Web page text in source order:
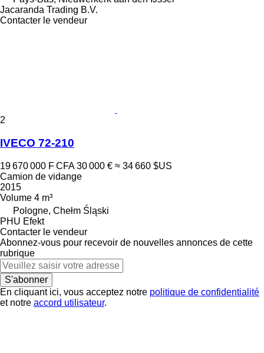
Jacaranda Trading B.V.
Contacter le vendeur
2
IVECO 72-210
19 670 000 F CFA 30 000 € ≈ 34 660 $US
Camion de vidange
2015
Volume 4 m³
Pologne, Chełm Śląski
PHU Efekt
Contacter le vendeur
Abonnez-vous pour recevoir de nouvelles annonces de cette
rubrique
S'abonner
En cliquant ici, vous acceptez notre politique de confidentialité
et notre accord utilisateur.